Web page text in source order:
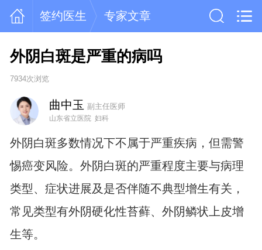
签约医生 专家文章
外阴白斑是严重的病吗
7934次浏览
曲中玉 副主任医师
山东省立医院 妇科
外阴白斑多数情况下不属于严重疾病，但需警
惕癌变风险。外阴白斑的严重程度主要与病理
类型、症状进展及是否伴随不典型增生有关，
常见类型有外阴硬化性苔藓、外阴鳞状上皮增
生等。